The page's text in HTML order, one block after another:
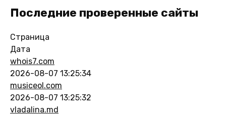
Последние проверенные сайты
Страница
Дата
whois7.com
2026-08-07 13:25:34
musiceol.com
2026-08-07 13:25:32
vladalina.md